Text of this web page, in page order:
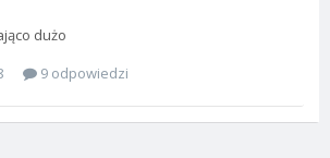
dużo
9 odpowiedzi